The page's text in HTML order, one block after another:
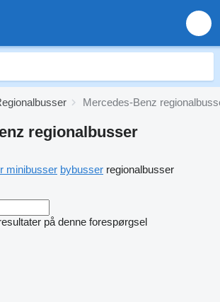
Mercedes-Benz
regionalbusser
minibusser bybusser regionalbusser
på denne forespørgsel